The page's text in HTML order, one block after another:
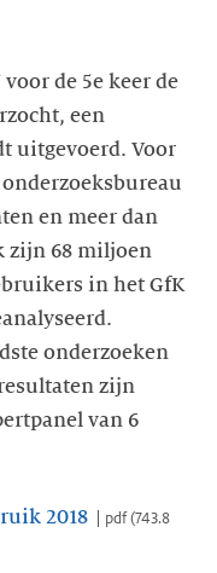
de 5e keer de
een
uitgevoerd. Voor
en meer dan
zijn 68 miljoen
in het GfK
onderzoeken
zijn
van 6
2018 pdf (743.8